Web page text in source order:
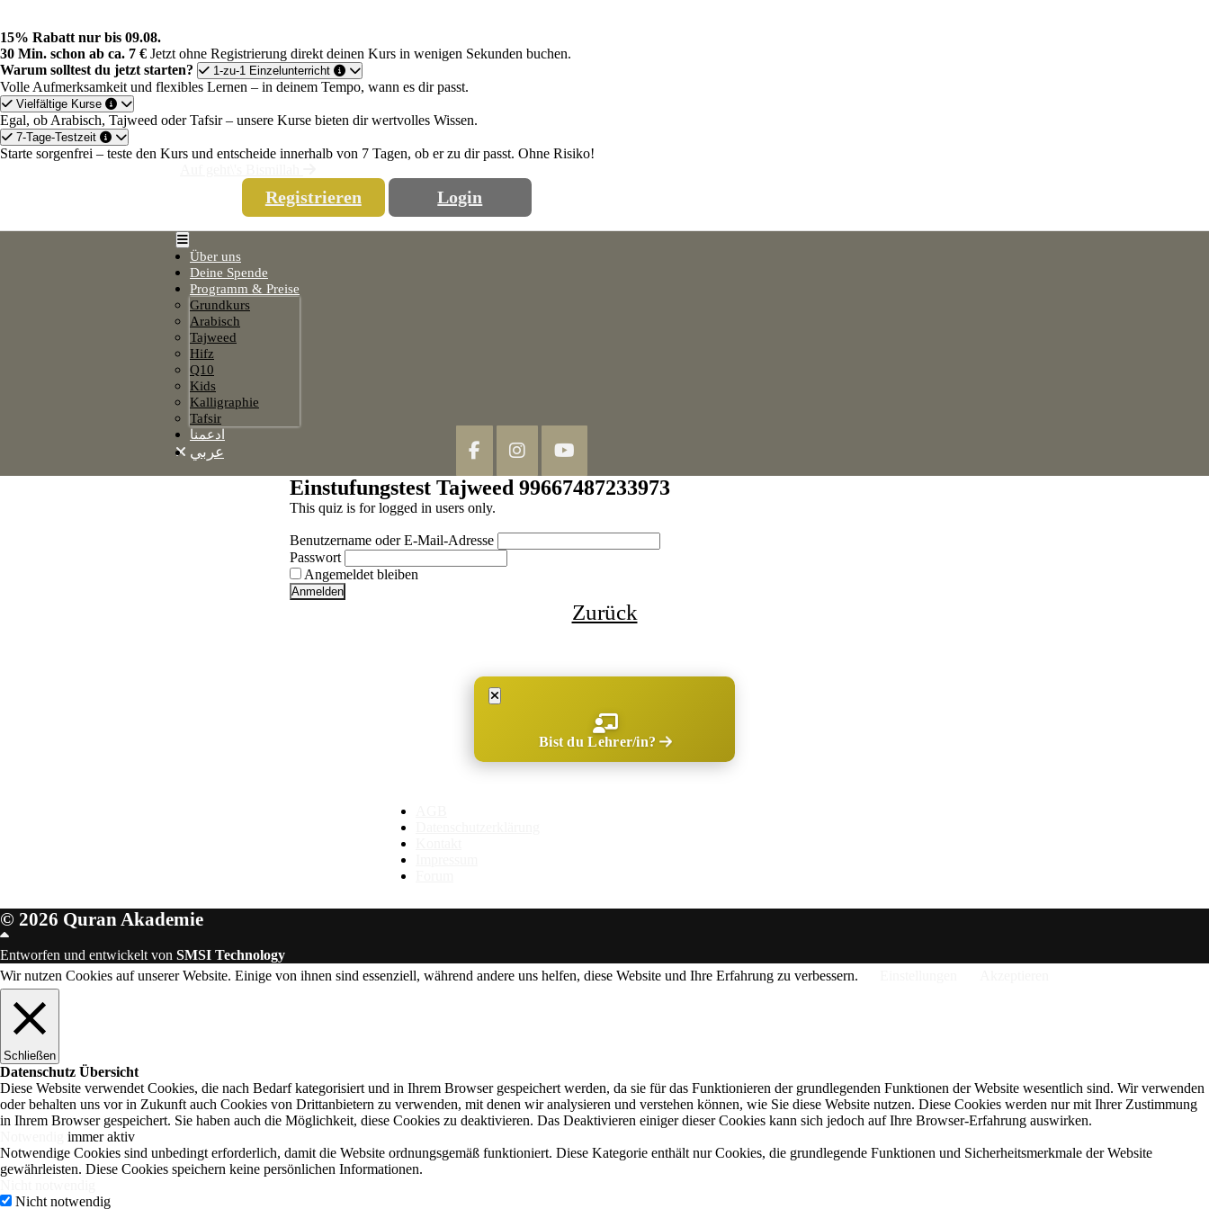
content
15% Rabatt nur bis 09.08.
30 Min. schon ab ca. 7 € Jetzt ohne Registrierung direkt deinen Kurs in wenigen Sekunden buchen.
Warum solltest du jetzt starten?
1-zu-1 Einzelunterricht
Volle Aufmerksamkeit und flexibles Lernen – in deinem Tempo, wann es dir passt.
Vielfältige Kurse
Egal, ob Arabisch, Tajweed oder Tafsir – unsere Kurse bieten dir wertvolles Wissen.
7-Tage-Testzeit
Starte sorgenfrei – teste den Kurs und entscheide innerhalb von 7 Tagen, ob er zu dir passt. Ohne Risiko!
Registrieren Login
Open
Button
Close
Button
Über uns
Deine Spende
Programm & Preise
Grundkurs
Arabisch
Tajweed
Hifz
Q10
Kids
Kalligraphie
Tafsir
ادعمنا
عربي
Einstufungstest Tajweed 99667487233973
This quiz is for logged in users only.
Benutzername oder E-Mail-Adresse
Passwort
Angemeldet bleiben
Zurück
Bist du Lehrer/in?
© 2026 Quran Akademie
Scroll
Up
Entworfen und entwickelt von SMSI Technology
Wir nutzen Cookies auf unserer Website. Einige von ihnen sind essenziell, während andere uns helfen, diese Website und Ihre Erfahrung zu verbessern.
Schließen
Datenschutz Übersicht
Diese Website verwendet Cookies, die nach Bedarf kategorisiert und in Ihrem Browser gespeichert werden, da sie für das Funktionieren der grundlegenden Funktionen der Website wesentlich sind. Wir verwenden
oder behalten uns vor in Zukunft auch Cookies von Drittanbietern zu verwenden, mit denen wir analysieren und verstehen können, wie Sie diese Website nutzen. Diese Cookies werden nur mit Ihrer Zustimmung
in Ihrem Browser gespeichert. Sie haben auch die Möglichkeit, diese Cookies zu deaktivieren. Das Deaktivieren einiger dieser Cookies kann sich jedoch auf Ihre Browser-Erfahrung auswirken.
immer aktiv
Notwendige Cookies sind unbedingt erforderlich, damit die Website ordnungsgemäß funktioniert. Diese Kategorie enthält nur Cookies, die grundlegende Funktionen und Sicherheitsmerkmale der Website
gewährleisten. Diese Cookies speichern keine persönlichen Informationen.
Nicht notwendig